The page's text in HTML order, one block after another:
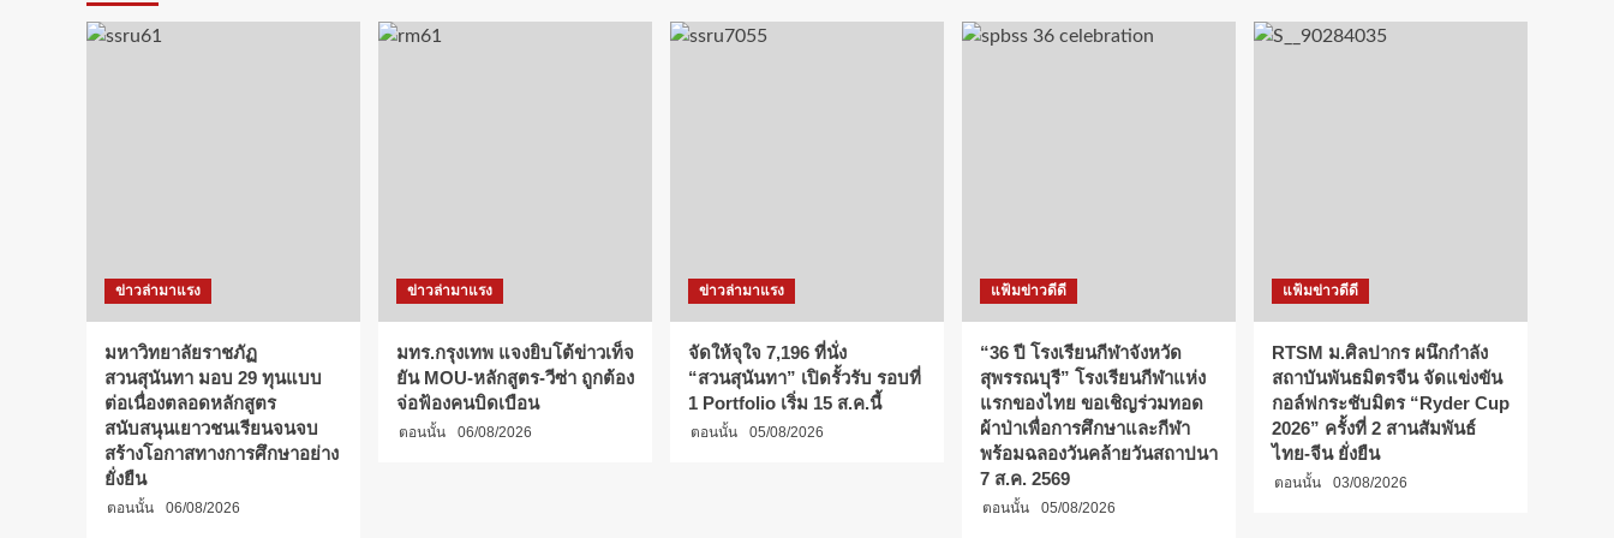
ข่าวล่ามาแรง
มหาวิทยาลัยราชภัฏ
สวนสุนันทา มอบ 29 ทุนแบบ
ต่อเนื่องตลอดหลักสูตร
สนับสนุนเยาวชนเรียนจนจบ
สร้างโอกาสทางการศึกษาอย่าง
ยั่งยืน
ตอนนั้น 06/08/2026
ข่าวล่ามาแรง
มทร.กรุงเทพ แจงยิบโต้ข่าวเท็จ
ยัน MOU-หลักสูตร-วีซ่า ถูกต้อง
จ่อฟ้องคนบิดเบือน
ตอนนั้น 06/08/2026
ข่าวล่ามาแรง
จัดให้จุใจ 7,196 ที่นั่ง
“สวนสุนันทา” เปิดรั้วรับ รอบที่
1 Portfolio เริ่ม 15 ส.ค.นี้
ตอนนั้น 05/08/2026
แฟ้มข่าวดีดี
“36 ปี โรงเรียนกีฬาจังหวัด
สุพรรณบุรี” โรงเรียนกีฬาแห่ง
แรกของไทย ขอเชิญร่วมทอด
ผ้าป่าเพื่อการศึกษาและกีฬา
พร้อมฉลองวันคล้ายวันสถาปนา
7 ส.ค. 2569
ตอนนั้น 05/08/2026
แฟ้มข่าวดีดี
RTSM ม.ศิลปากร ผนึกกำลัง
สถาบันพันธมิตรจีน จัดแข่งขัน
กอล์ฟกระชับมิตร “Ryder Cup
2026” ครั้งที่ 2 สานสัมพันธ์
ไทย-จีน ยั่งยืน
ตอนนั้น 03/08/2026